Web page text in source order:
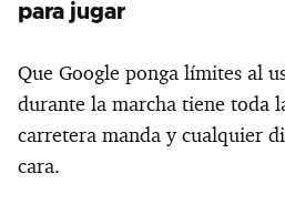
para jugar
Que Google ponga límites al
durante la marcha tiene toda
carretera manda y cualquier
cara.